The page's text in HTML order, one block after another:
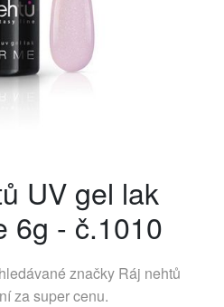
UV gel lak
6g - č.1010
značky Ráj nehtů
za super cenu.